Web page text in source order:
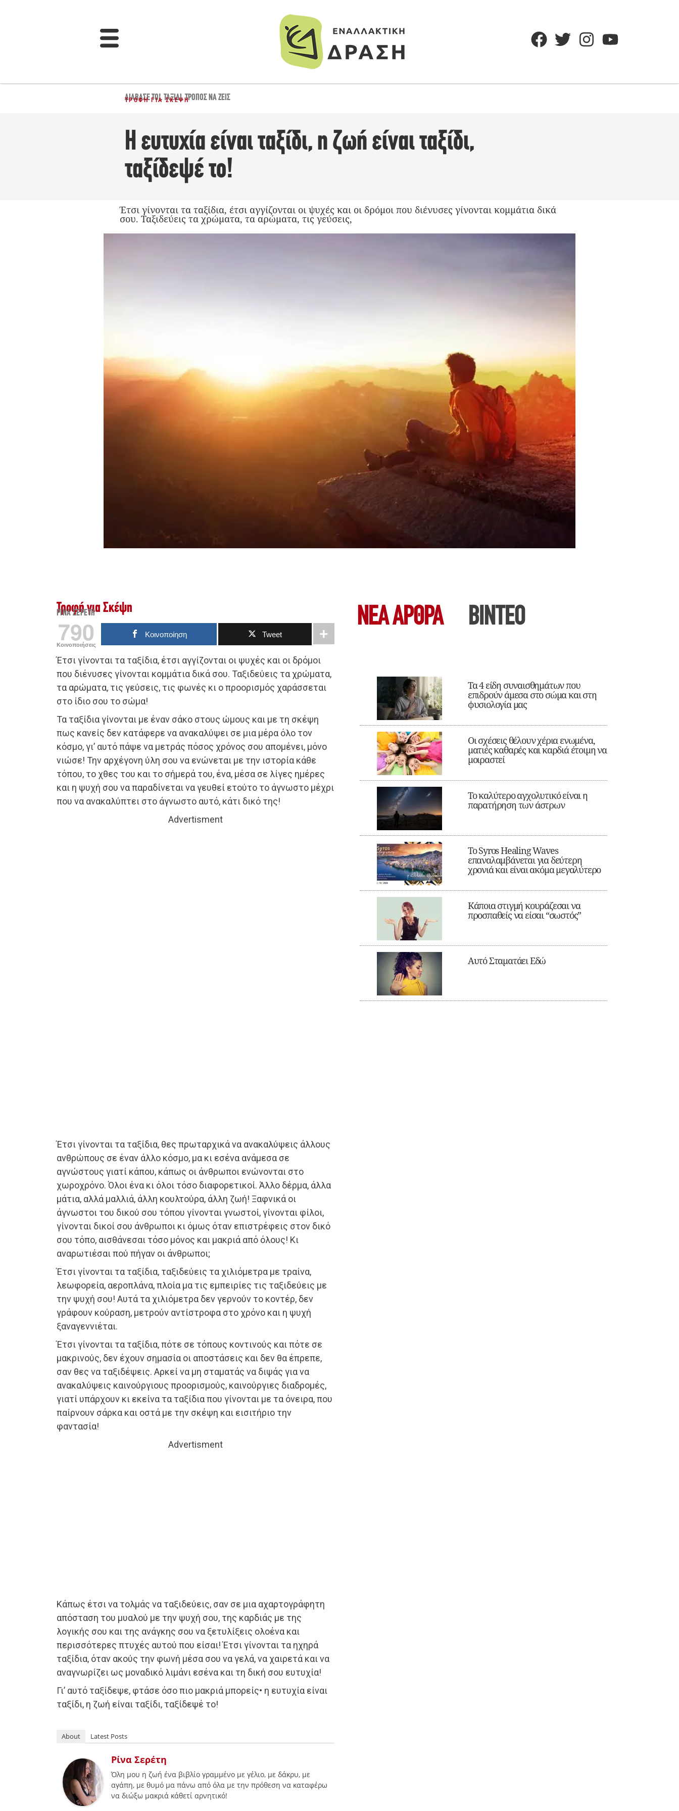
ΔΙΆΒΑΣΈ ΤΟ!,ΤΑΞΊΔΙ,ΤΡΌΠΟΣ ΝΑ ΖΕΙΣ
ΤΡΟΦΉ ΓΙΑ ΣΚΈΨΗ
Η ευτυχία είναι ταξίδι, η ζωή είναι ταξίδι,
ταξίδεψέ το!
Έτσι γίνονται τα ταξίδια, έτσι αγγίζονται οι ψυχές και οι δρόμοι που διένυσες γίνονται κομμάτια δικά
σου. Ταξιδεύεις τα χρώματα, τα αρώματα, τις γεύσεις,
Τροφή για Σκέψη
ΡΊΝΑ ΣΕΡΈΤΗ
790
Κοινοποιήσεις
Κοινοποίηση Tweet
Έτσι γίνονται τα ταξίδια, έτσι αγγίζονται οι ψυχές και οι δρόμοι
που διένυσες γίνονται κομμάτια δικά σου. Ταξιδεύεις τα χρώματα,
τα αρώματα, τις γεύσεις, τις φωνές κι ο προορισμός χαράσσεται
στο ίδιο σου το σώμα!
Τα ταξίδια γίνονται με έναν σάκο στους ώμους και με τη σκέψη
πως κανείς δεν κατάφερε να ανακαλύψει σε μια μέρα όλο τον
κόσμο, γι’ αυτό πάψε να μετράς πόσος χρόνος σου απομένει, μόνο
νιώσε! Την αρχέγονη ύλη σου να ενώνεται με την ιστορία κάθε
τόπου, το χθες του και το σήμερά του, ένα, μέσα σε λίγες ημέρες
και η ψυχή σου να παραδίνεται να γευθεί ετούτο το άγνωστο μέχρι
που να ανακαλύπτει στο άγνωστο αυτό, κάτι δικό της!
Advertisment
Έτσι γίνονται τα ταξίδια, θες πρωταρχικά να ανακαλύψεις άλλους
ανθρώπους σε έναν άλλο κόσμο, μα κι εσένα ανάμεσα σε
αγνώστους γιατί κάπου, κάπως οι άνθρωποι ενώνονται στο
χωροχρόνο. Όλοι ένα κι όλοι τόσο διαφορετικοί. Άλλο δέρμα, άλλα
μάτια, αλλά μαλλιά, άλλη κουλτούρα, άλλη ζωή! Ξαφνικά οι
άγνωστοι του δικού σου τόπου γίνονται γνωστοί, γίνονται φίλοι,
γίνονται δικοί σου άνθρωποι κι όμως όταν επιστρέφεις στον δικό
σου τόπο, αισθάνεσαι τόσο μόνος και μακριά από όλους! Κι
αναρωτιέσαι πού πήγαν οι άνθρωποι;
Έτσι γίνονται τα ταξίδια, ταξιδεύεις τα χιλιόμετρα με τραίνα,
λεωφορεία, αεροπλάνα, πλοία μα τις εμπειρίες τις ταξιδεύεις με
την ψυχή σου! Αυτά τα χιλιόμετρα δεν γερνούν το κοντέρ, δεν
γράφουν κούραση, μετρούν αντίστροφα στο χρόνο και η ψυχή
ξαναγεννιέται.
Έτσι γίνονται τα ταξίδια, πότε σε τόπους κοντινούς και πότε σε
μακρινούς, δεν έχουν σημασία οι αποστάσεις και δεν θα έπρεπε,
σαν θες να ταξιδέψεις. Αρκεί να μη σταματάς να διψάς για να
ανακαλύψεις καινούργιους προορισμούς, καινούργιες διαδρομές,
γιατί υπάρχουν κι εκείνα τα ταξίδια που γίνονται με τα όνειρα, που
παίρνουν σάρκα και οστά με την σκέψη και εισιτήριο την
φαντασία!
Advertisment
Κάπως έτσι να τολμάς να ταξιδεύεις, σαν σε μια αχαρτογράφητη
απόσταση του μυαλού με την ψυχή σου, της καρδιάς με της
λογικής σου και της ανάγκης σου να ξετυλίξεις ολοένα και
περισσότερες πτυχές αυτού που είσαι! Έτσι γίνονται τα ηχηρά
ταξίδια, όταν ακούς την φωνή μέσα σου να γελά, να χαιρετά και να
αναγνωρίζει ως μοναδικό λιμάνι εσένα και τη δική σου ευτυχία!
Γι’ αυτό ταξίδεψε, φτάσε όσο πιο μακριά μπορείς• η ευτυχία είναι
ταξίδι, η ζωή είναι ταξίδι, ταξίδεψέ το!
About Latest Posts
Ρίνα Σερέτη
Όλη μου η ζωή ένα βιβλίο γραμμένο με γέλιο, με δάκρυ, με
αγάπη, με θυμό μα πάνω από όλα με την πρόθεση να καταφέρω
να διώξω μακριά κάθετί αρνητικό!
ΝΕΑ ΆΡΘΡΑ ΒΙΝΤΕΟ
Τα 4 είδη συναισθημάτων που
επιδρούν άμεσα στο σώμα και στη
φυσιολογία μας
Οι σχέσεις θέλουν χέρια ενωμένα,
ματιές καθαρές και καρδιά έτοιμη να
μοιραστεί
Το καλύτερο αγχολυτικό είναι η
παρατήρηση των άστρων
Το Syros Healing Waves
επαναλαμβάνεται για δεύτερη
χρονιά και είναι ακόμα μεγαλύτερο
Κάποια στιγμή κουράζεσαι να
προσπαθείς να είσαι “σωστός”
Αυτό Σταματάει Εδώ